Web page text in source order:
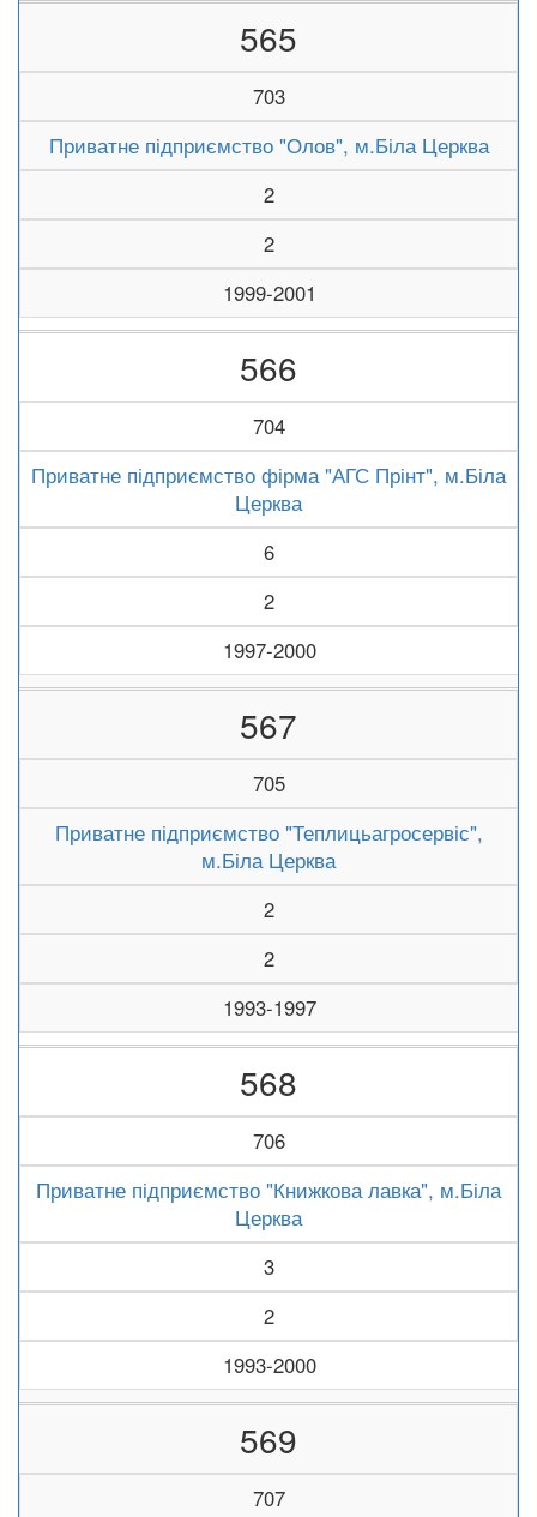
565
703
Приватне підприємство "Олов", м.Біла Церква
2
2
1999-2001
566
704
Приватне підприємство фірма "АГС Прінт", м.Біла
Церква
6
2
1997-2000
567
705
Приватне підприємство "Теплицьагросервіс",
м.Біла Церква
2
2
1993-1997
568
706
Приватне підприємство "Книжкова лавка", м.Біла
Церква
3
2
1993-2000
569
707